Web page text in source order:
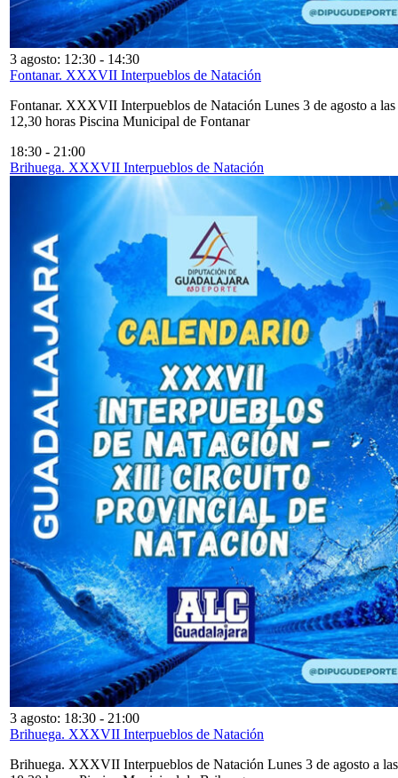
3 agosto: 12:30 - 14:30
Fontanar. XXXVII Interpueblos de Natación
Fontanar. XXXVII Interpueblos de Natación Lunes 3 de agosto a las
12,30 horas Piscina Municipal de Fontanar
18:30 - 21:00
Brihuega. XXXVII Interpueblos de Natación
3 agosto: 18:30 - 21:00
Brihuega. XXXVII Interpueblos de Natación
Brihuega. XXXVII Interpueblos de Natación Lunes 3 de agosto a las